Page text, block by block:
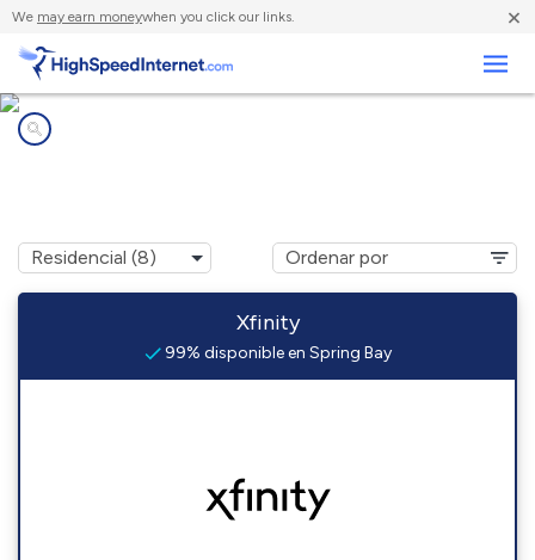
We may earn moneywhen you click our links. ×
Xfinity
99% disponible en Spring Bay